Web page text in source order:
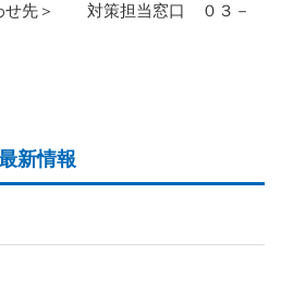
せ先＞ 対策担当窓口 ０３－
新情報